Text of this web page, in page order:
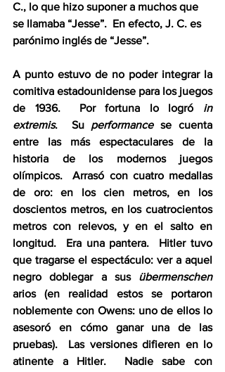
C., lo que hizo suponer a muchos que
se llamaba “Jesse”.  En efecto, J. C. es
parónimo inglés de “Jesse”.
A punto estuvo de no poder integrar la
comitiva estadounidense para los juegos
de 1936.  Por fortuna lo logró in
extremis.  Su performance se cuenta
entre las más espectaculares de la
historia de los modernos juegos
olímpicos.  Arrasó con cuatro medallas
de oro: en los cien metros, en los
doscientos metros, en los cuatrocientos
metros con relevos, y en el salto en
longitud.  Era una pantera.  Hitler tuvo
que tragarse el espectáculo: ver a aquel
negro doblegar a sus übermenschen
arios (en realidad estos se portaron
noblemente con Owens: uno de ellos lo
asesoró en cómo ganar una de las
pruebas).  Las versiones difieren en lo
atinente a Hitler.  Nadie sabe con